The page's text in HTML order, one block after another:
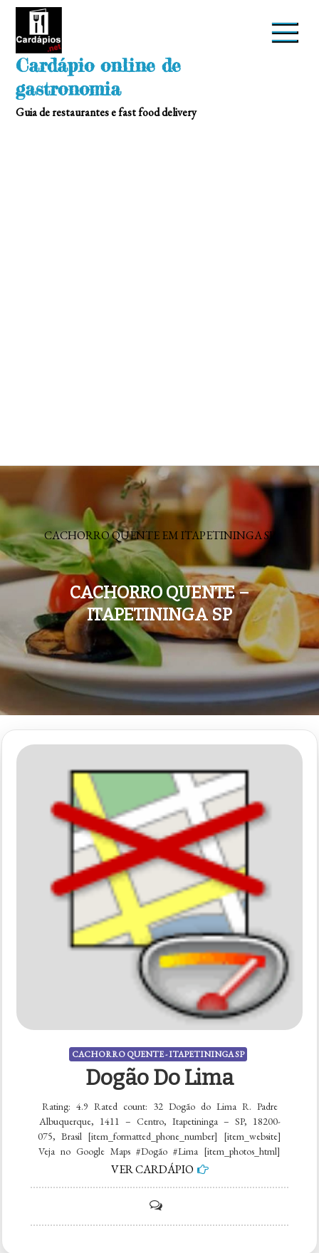
Skip
Cardápio online de
gastronomia
Guia de restaurantes e fast food delivery
CACHORRO QUENTE EM ITAPETININGA SP
CACHORRO QUENTE –
ITAPETININGA SP
CACHORRO QUENTE - ITAPETININGA SP
Dogão Do Lima
Rating: 4.9 Rated count: 32 Dogão do Lima R. Padre
Albuquerque, 1411 – Centro, Itapetininga – SP, 18200-
075, Brasil [item_formatted_phone_number] [item_website]
Veja no Google Maps #Dogão #Lima [item_photos_html]
VER CARDÁPIO
Dogão